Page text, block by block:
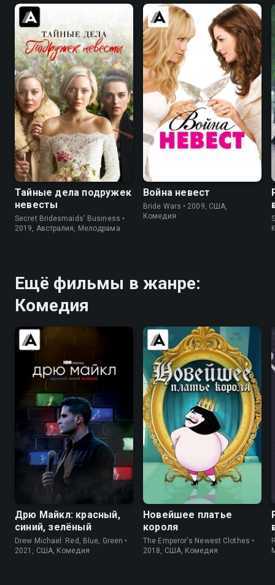
6.9 6.8
Тайные дела подружек
невесты
Secret Bridesmaids' Business •
2019, Австралия, Мелодрама
6.9 5.5
Война невест
Bride Wars • 2009, США,
Комедия
Ещё фильмы в жанре:
Комедия
7.0
Дрю Майкл: красный,
синий, зелёный
Drew Michael: Red, Blue, Green •
2021, США, Комедия
6.0 5.3
Новейшее платье
короля
The Emperor's Newest Clothes •
2018, США, Комедия